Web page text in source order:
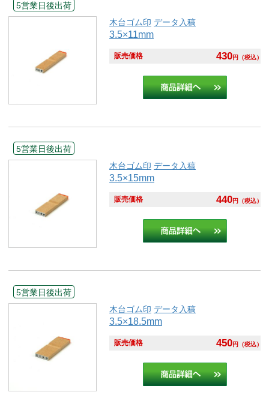
5営業日後出荷
木台ゴム印 データ入稿
3.5×11mm
販売価格 430円 （税込）
5営業日後出荷
木台ゴム印 データ入稿
3.5×15mm
販売価格 440円 （税込）
5営業日後出荷
木台ゴム印 データ入稿
3.5×18.5mm
販売価格 450円 （税込）